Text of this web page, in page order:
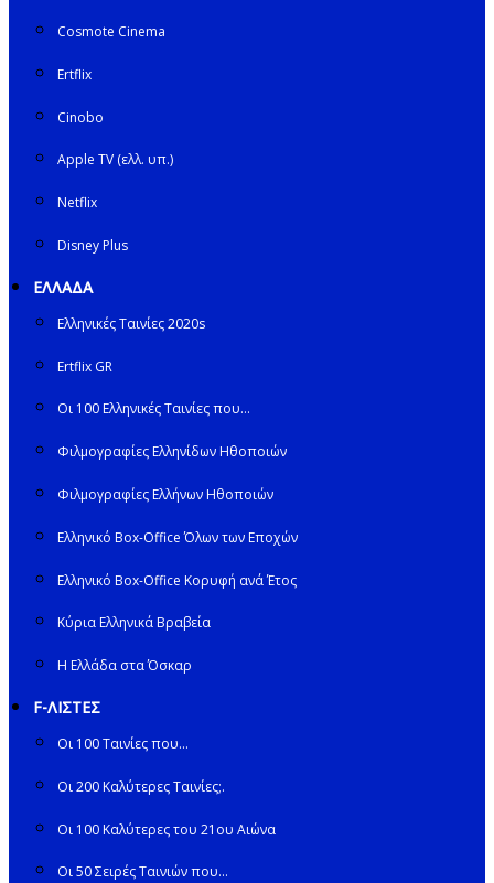
Cosmote Cinema
Ertflix
Cinobo
Apple TV (ελλ. υπ.)
Netflix
Disney Plus
ΕΛΛΑΔΑ
Ελληνικές Ταινίες 2020s
Ertflix GR
Οι 100 Ελληνικές Ταινίες που…
Φιλμογραφίες Ελληνίδων Ηθοποιών
Φιλμογραφίες Ελλήνων Ηθοποιών
Ελληνικό Box-Office Όλων των Εποχών
Ελληνικό Box-Office Κορυφή ανά Έτος
Κύρια Ελληνικά Βραβεία
Η Ελλάδα στα Όσκαρ
F-ΛΙΣΤΕΣ
Οι 100 Ταινίες που…
Οι 200 Καλύτερες Ταινίες;.
Οι 100 Καλύτερες του 21ου Αιώνα
Οι 50 Σειρές Ταινιών που…